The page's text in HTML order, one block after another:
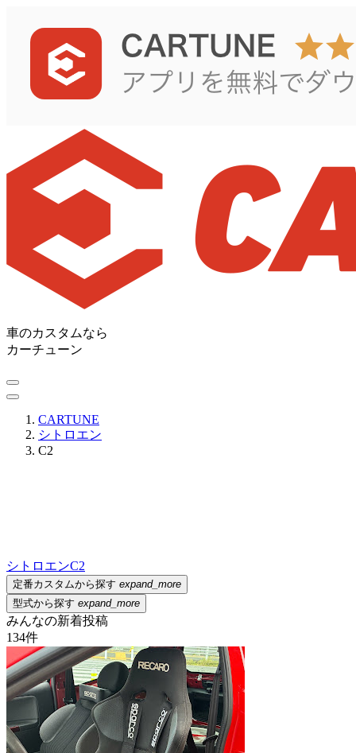
車のカスタムなら
カーチューン
CARTUNE
シトロエン
C2
シトロエンC2
定番カスタムから探す expand_more
型式から探す expand_more
みんなの新着投稿
134件